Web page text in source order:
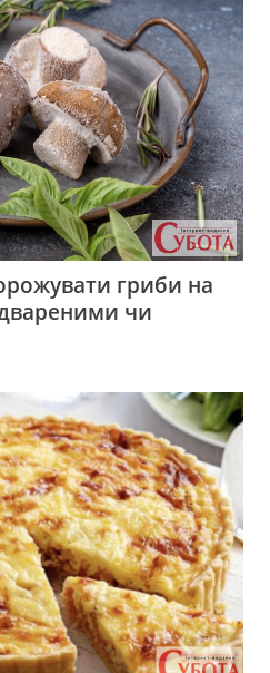
гриби на
чи